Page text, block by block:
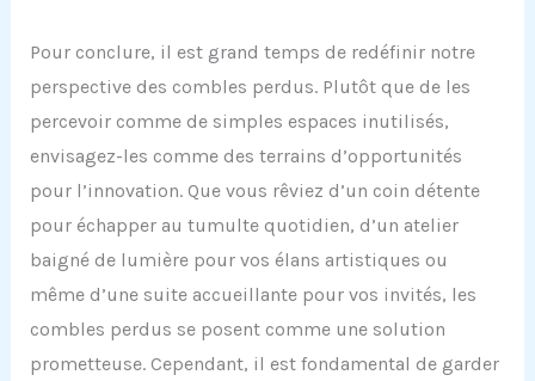
Pour conclure, il est grand temps de redéfinir notre
perspective des combles perdus. Plutôt que de les
percevoir comme de simples espaces inutilisés,
envisagez-les comme des terrains d’opportunités
pour l’innovation. Que vous rêviez d’un coin détente
pour échapper au tumulte quotidien, d’un atelier
baigné de lumière pour vos élans artistiques ou
même d’une suite accueillante pour vos invités, les
combles perdus se posent comme une solution
prometteuse. Cependant, il est fondamental de garder